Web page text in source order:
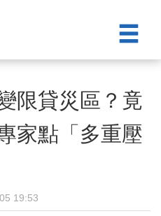
限貸災區？竟
家點「多重壓
19:53